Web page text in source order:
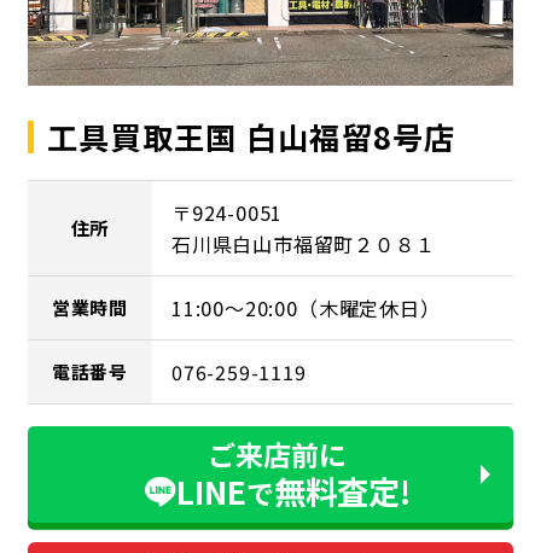
工具買取王国 白山福留8号店
住所
〒924-0051
石川県白山市福留町２０８１
営業時間 11:00～20:00（木曜定休日）
電話番号 076-259-1119
ご来店前に
LINEで無料査定!